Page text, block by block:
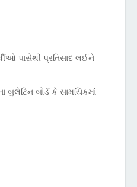
પાસેથી પ્રતિસાદ લઈને
બુલેટિન બોર્ડ કે સામયિકમાં